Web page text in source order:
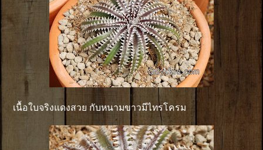
เนื้อใบจริงแดงสวย กับหนามขาวมีไทรโครม